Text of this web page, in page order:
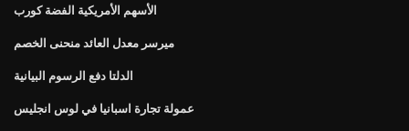
الأسهم الأمريكية الفضة كورب
ميرسر معدل العائد منحنى الخصم
الدلتا دفع الرسوم البيانية
عمولة تجارة اسبانيا في لوس انجليس